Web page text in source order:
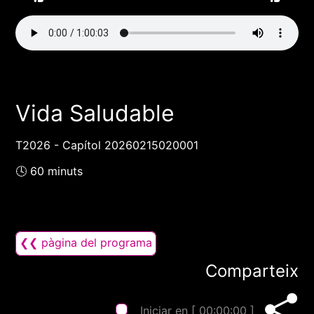
Vida Saludable
T2026 - Capítol 20260215020001
🕓 60 minuts
❮❮ pàgina del programa
Comparteix
Iniciar en [ 00:00:00 ]